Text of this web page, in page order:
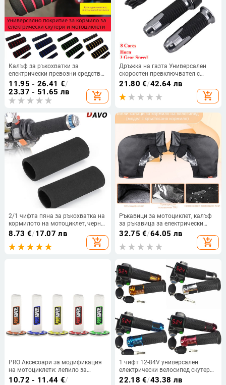
Калъф за ръкохватки за
електрически превозни средства
и мотори — аксесоари за
модификация, газ, антифриз,
противохлъзваща гъба, мек гел
11.95 - 26.41 €/
23.37 - 51.65 лв
add_shopping_cart
Дръжка на газта Универсален
скоростен превключвател с
клаксон 60V Части за
модификация на електрически
автомобили за електрически
21.80 €/42.64 лв
add_shopping_cart
2/1 чифта пяна за ръкохватка на
кормилото на мотоциклет, черна
противоплъзгаща вибрация,
удобни ръкохватки, капак за
ръкавици, части за мотоциклет,
8.73 €/17.07 лв
add_shopping_cart
Ръкавици за мотоциклет, калъф
за ръкавица за електрически
автомобили, зимен топъл калъф
с поларена подплата (модел за
езда)
32.75 €/64.05 лв
add_shopping_cart
PRO Аксесоари за модификация
на мотоциклети: лепило за
ръкохватки и универсален калъф
10.72 - 11.44 €/
1 чифт 12-84V универсален
електрически велосипед скутер
Twist Throttle Дръжка на дросела
22.18 €/43.38 лв